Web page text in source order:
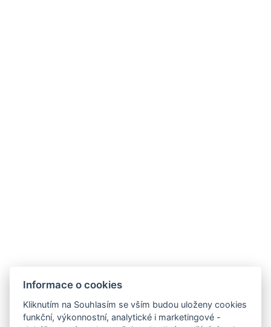
Informace o cookies
Kliknutím na Souhlasím se vším budou uloženy cookies
funkční, výkonnostní, analytické i marketingové -